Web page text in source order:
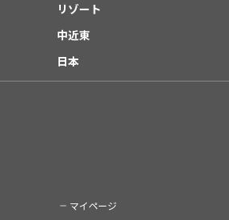
リゾート
中近東
日本
マイページ